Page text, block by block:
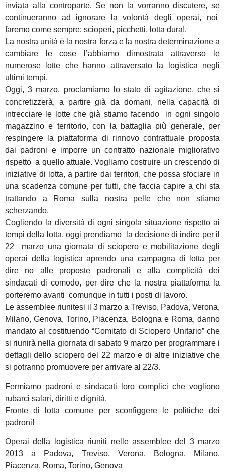
inviata alla controparte. Se non la vorranno discutere, se
continueranno ad ignorare la volontà degli operai, noi
faremo come sempre: scioperi, picchetti, lotta dura!.
La nostra unità è la nostra forza e la nostra determinazione a
cambiare le cose l’abbiamo dimostrata attraverso le
numerose lotte che hanno attraversato la logistica negli
ultimi tempi.
Oggi, 3 marzo, proclamiamo lo stato di agitazione, che si
concretizzerà, a partire già da domani, nella capacità di
intrecciare le lotte che già stiamo facendo in ogni singolo
magazzino e territorio, con la battaglia più generale, per
respingere la piattaforma di rinnovo contrattuale proposta
dai padroni e imporre un contratto nazionale migliorativo
rispetto a quello attuale. Vogliamo costruire un crescendo di
iniziative di lotta, a partire dai territori, che possa sfociare in
una scadenza comune per tutti, che faccia capire a chi sta
trattando a Roma sulla nostra pelle che non stiamo
scherzando.
Cogliendo la diversità di ogni singola situazione rispetto ai
tempi della lotta, oggi prendiamo la decisione di indire per il
22 marzo una giornata di sciopero e mobilitazione degli
operai della logistica aprendo una campagna di lotta per
dire no alle proposte padronali e alla complicità dei
sindacati di comodo, per dire che la nostra piattaforma la
porteremo avanti comunque in tutti i posti di lavoro.
Le assemblee riunitesi il 3 marzo a Treviso, Padova, Verona,
Milano, Genova, Torino, Piacenza, Bologna e Roma, danno
mandato al costituendo “Comitato di Sciopero Unitario” che
si riunirà nella giornata di sabato 9 marzo per programmare i
dettagli dello sciopero del 22 marzo e di altre iniziative che
si potranno promuovere per arrivare al 22/3.
Fermiamo padroni e sindacati loro complici che vogliono
rubarci salari, diritti e dignità.
Fronte di lotta comune per sconfiggere le politiche dei
padroni!
Operai della logistica riuniti nelle assemblee del 3 marzo
2013 a Padova, Treviso, Verona, Bologna, Milano,
Piacenza, Roma, Torino, Genova